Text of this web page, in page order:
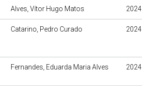
Alves, Vítor Hugo Matos 2024
Catarino, Pedro Curado 2024
Fernandes, Eduarda Maria Alves 2024